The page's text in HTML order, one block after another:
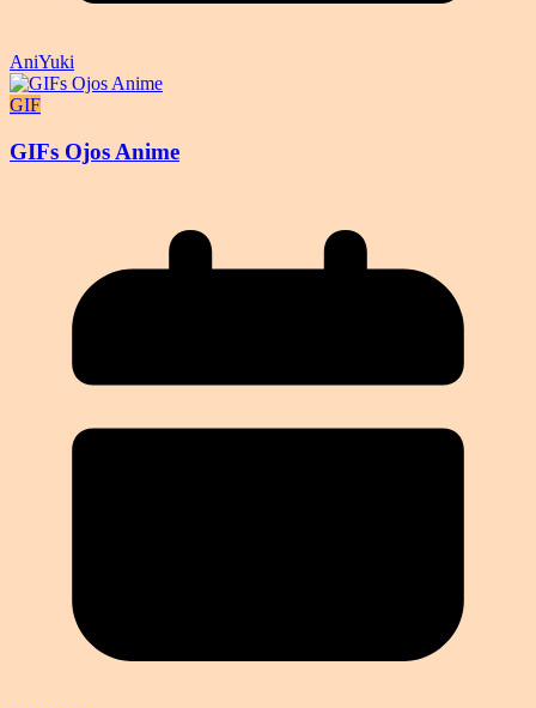
AniYuki
GIF
GIFs Ojos Anime